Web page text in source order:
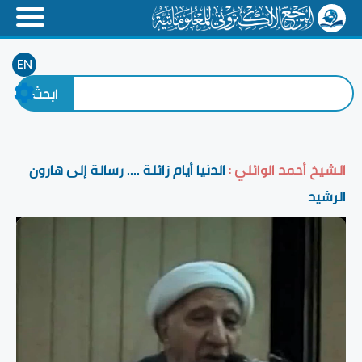
EN
الشيخ أحمد الوائلي :الدنيا أيام زائلة .... رسالة إلى هارون
الرشيد